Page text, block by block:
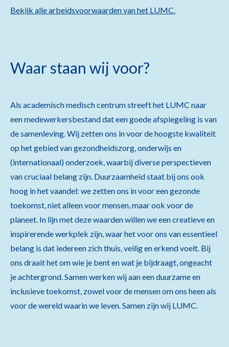
Bekijk alle arbeidsvoorwaarden van het LUMC.
Waar staan wij voor?
Als academisch medisch centrum streeft het LUMC naar
een medewerkersbestand dat een goede afspiegeling is van
de samenleving. Wij zetten ons in voor de hoogste kwaliteit
op het gebied van gezondheidszorg, onderwijs en
(internationaal) onderzoek, waarbij diverse perspectieven
van cruciaal belang zijn. Duurzaamheid staat bij ons ook
hoog in het vaandel: we zetten ons in voor een gezonde
toekomst, niet alleen voor mensen, maar ook voor de
planeet. In lijn met deze waarden willen we een creatieve en
inspirerende werkplek zijn, waar het voor ons van essentieel
belang is dat iedereen zich thuis, veilig en erkend voelt. Bij
ons draait het om wie je bent en wat je bijdraagt, ongeacht
je achtergrond. Samen werken wij aan een duurzame en
inclusieve toekomst, zowel voor de mensen om ons heen als
voor de wereld waarin we leven. Samen zijn wij LUMC.